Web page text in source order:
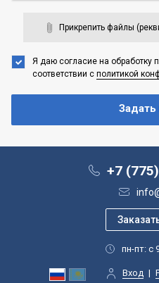
Прикрепить файлы
Я даю согласие на обработку
соответствии с политикой
+7
пн-пт: с
Вход |